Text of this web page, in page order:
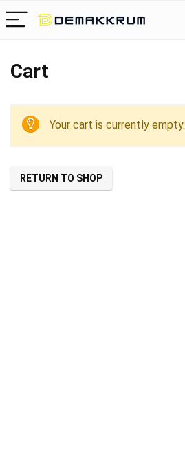
Cart
Your cart is currently empty.
RETURN TO SHOP